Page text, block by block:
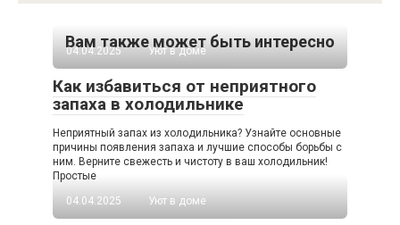
Вам также может быть интересно
04.04.2025 Уют в доме
Как избавиться от неприятного
запаха в холодильнике
Неприятный запах из холодильника? Узнайте основные
причины появления запаха и лучшие способы борьбы с
ним. Верните свежесть и чистоту в ваш холодильник!
Простые
04.04.2025
Уют в доме